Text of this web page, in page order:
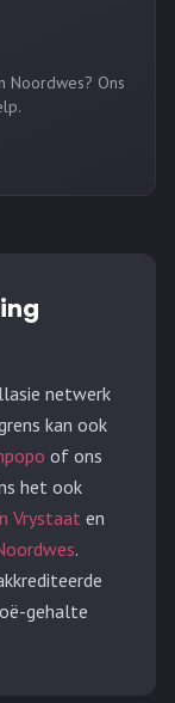
Noordwes? Ons
netwerk
kan ook
of ons
het ook
Vrystaat en
.
gehalte